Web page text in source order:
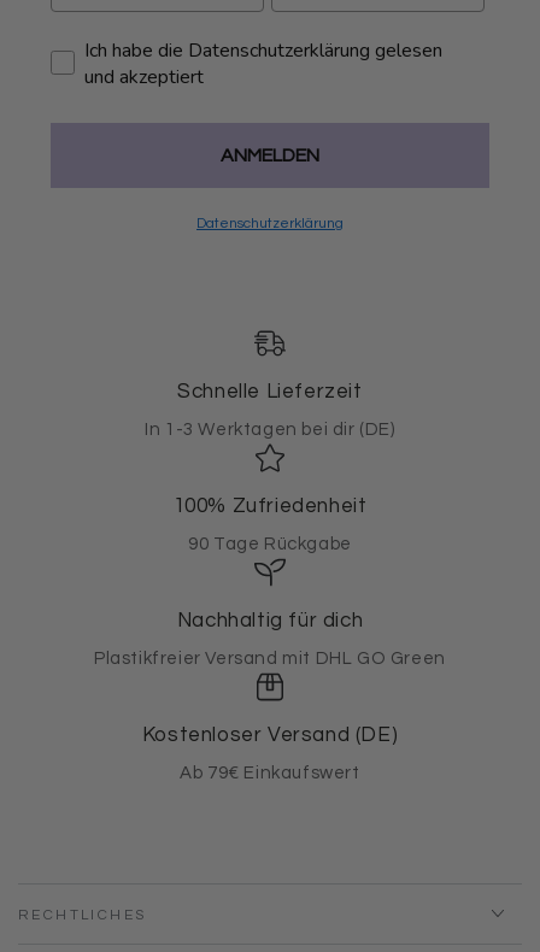
Ich habe die Datenschutzerklärung gelesen
und akzeptiert
ANMELDEN
Datenschutzerklärung
Schnelle Lieferzeit
In 1-3 Werktagen bei dir (DE)
100% Zufriedenheit
90 Tage Rückgabe
Nachhaltig für dich
Plastikfreier Versand mit DHL GO Green
Kostenloser Versand (DE)
Ab 79€ Einkaufswert
RECHTLICHES